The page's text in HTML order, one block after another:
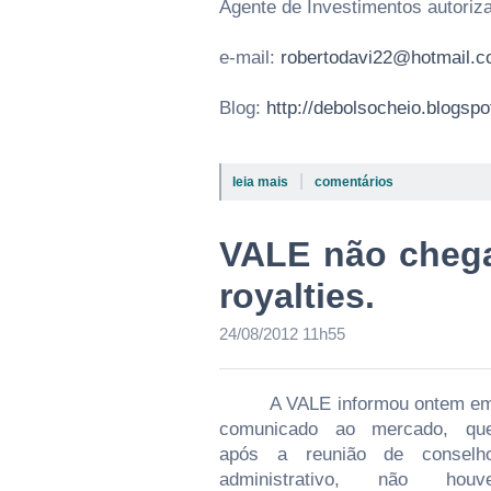
Agente de Investimentos
e-mail:
Blog: http://
leia mais comentários
VALE não
royalties.
24/08/2012 11h55
A VALE informou ontem
comunicado ao mercado,
após a reunião de
administrativo, não